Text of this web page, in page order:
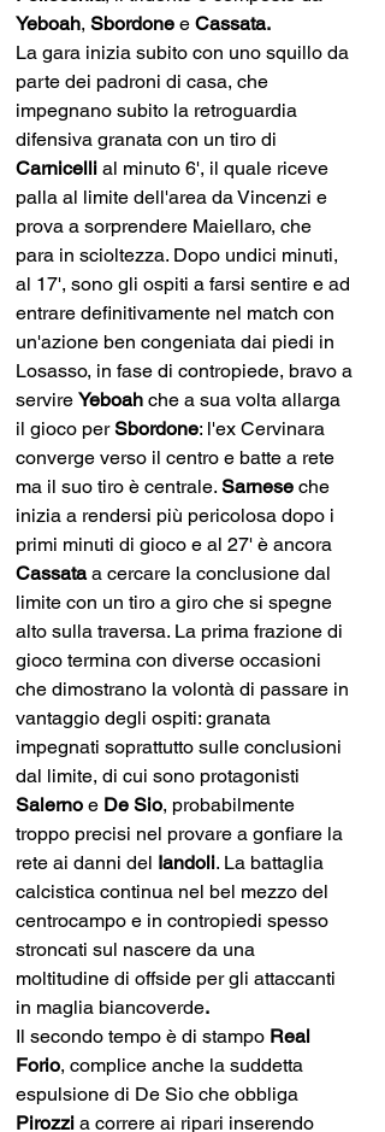
Yeboah, Sbordone e Cassata.
La gara inizia subito con uno squillo da
parte dei padroni di casa, che
impegnano subito la retroguardia
difensiva granata con un tiro di
Carnicelli al minuto 6', il quale riceve
palla al limite dell'area da Vincenzi e
prova a sorprendere Maiellaro, che
para in scioltezza. Dopo undici minuti,
al 17', sono gli ospiti a farsi sentire e ad
entrare definitivamente nel match con
un'azione ben congeniata dai piedi in
Losasso, in fase di contropiede, bravo a
servire Yeboah che a sua volta allarga
il gioco per Sbordone: l'ex Cervinara
converge verso il centro e batte a rete
ma il suo tiro è centrale. Sarnese che
inizia a rendersi più pericolosa dopo i
primi minuti di gioco e al 27' è ancora
Cassata a cercare la conclusione dal
limite con un tiro a giro che si spegne
alto sulla traversa. La prima frazione di
gioco termina con diverse occasioni
che dimostrano la volontà di passare in
vantaggio degli ospiti: granata
impegnati soprattutto sulle conclusioni
dal limite, di cui sono protagonisti
Salerno e De Sio, probabilmente
troppo precisi nel provare a gonfiare la
rete ai danni del Iandoli. La battaglia
calcistica continua nel bel mezzo del
centrocampo e in contropiedi spesso
stroncati sul nascere da una
moltitudine di offside per gli attaccanti
in maglia biancoverde.
Il secondo tempo è di stampo Real
Forio, complice anche la suddetta
espulsione di De Sio che obbliga
Pirozzi a correre ai ripari inserendo